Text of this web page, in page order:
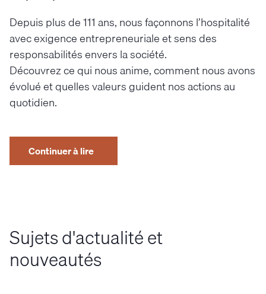
Depuis plus de 111 ans, nous façonnons l’hospitalité
avec exigence entrepreneuriale et sens des
responsabilités envers la société.
Découvrez ce qui nous anime, comment nous avons
évolué et quelles valeurs guident nos actions au
quotidien.
Continuer à lire
Sujets d'actualité et
nouveautés